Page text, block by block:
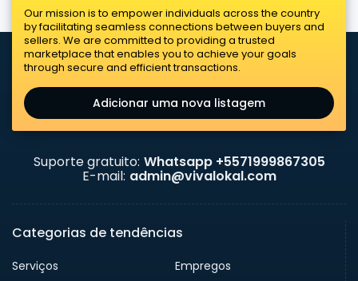
Our mission is to empower individuals across the country
by facilitating seamless connections between buyers and
sellers. We are committed to providing a trusted
marketplace that enables you to achieve your goals
through secure and efficient transactions.
Adicionar uma nova listagem
Suporte gratuito: Whatsapp +5571999867305
E-mail: admin@vivalokal.com
Categorias de tendências
Serviços
Empregos